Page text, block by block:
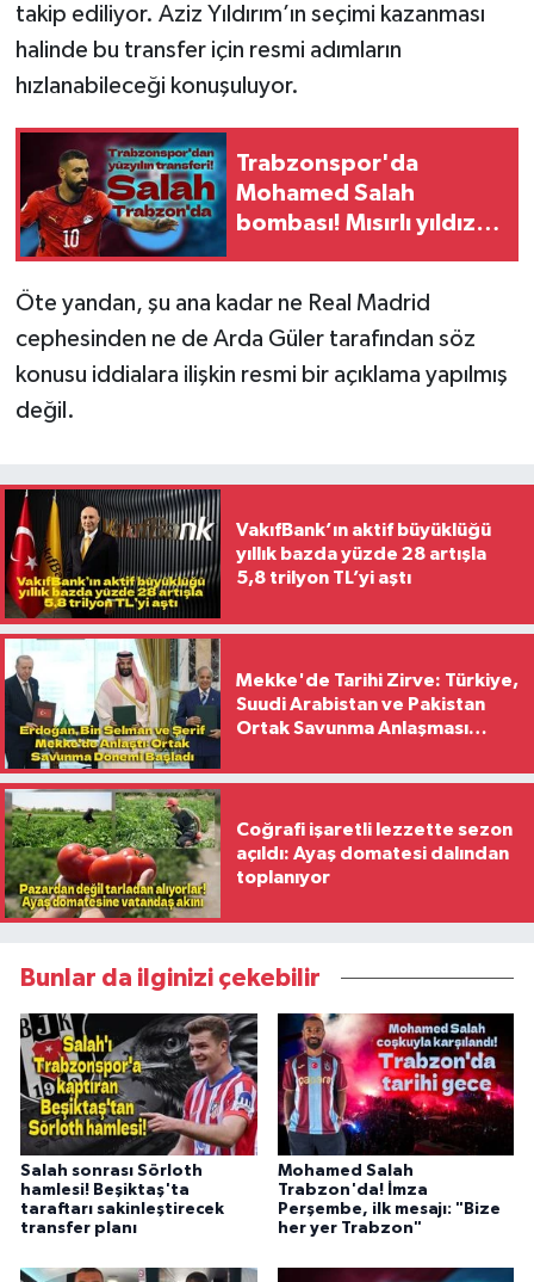
takip ediliyor. Aziz Yıldırım’ın seçimi kazanması
halinde bu transfer için resmi adımların
hızlanabileceği konuşuluyor.
Trabzonspor'da
Mohamed Salah
bombası! Mısırlı yıldızın
Öte yandan, şu ana kadar ne Real Madrid
cephesinden ne de Arda Güler tarafından söz
konusu iddialara ilişkin resmi bir açıklama yapılmış
değil.
VakıfBank’ın aktif büyüklüğü
yıllık bazda yüzde 28 artışla
5,8 trilyon TL’yi aştı
Mekke'de Tarihi Zirve: Türkiye,
Suudi Arabistan ve Pakistan
Ortak Savunma Anlaşması
Coğrafi işaretli lezzette sezon
açıldı: Ayaş domatesi dalından
toplanıyor
Bunlar da ilginizi çekebilir
Salah sonrası Sörloth
hamlesi! Beşiktaş'ta
taraftarı sakinleştirecek
transfer planı
Mohamed Salah
Trabzon'da! İmza
Perşembe, ilk mesajı: "Bize
her yer Trabzon"